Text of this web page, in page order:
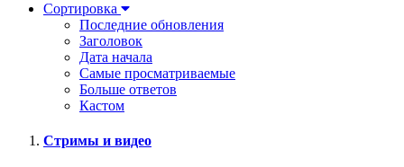
Сортировка
Последние обновления
Заголовок
Дата начала
Самые просматриваемые
Больше ответов
Кастом
Стримы и видео